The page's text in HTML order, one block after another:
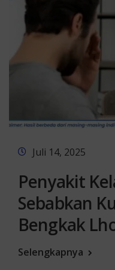
Juli 14, 2025
Penyakit
Sebabkan
Bengkak
Selengkapnya